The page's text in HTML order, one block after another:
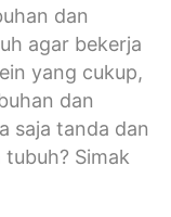
dan
agar bekerja
yang cukup,
dan
saja tanda dan
Simak